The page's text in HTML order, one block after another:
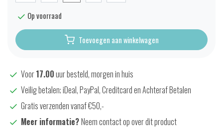
Op voorraad
Toevoegen aan winkelwagen
Voor17.00uur besteld, morgen in huis
Veilig betalen; iDeal, PayPal, Creditcard en Achteraf Betalen
Gratis verzenden vanaf €50,-
Meer informatie?Neem contact op over dit product